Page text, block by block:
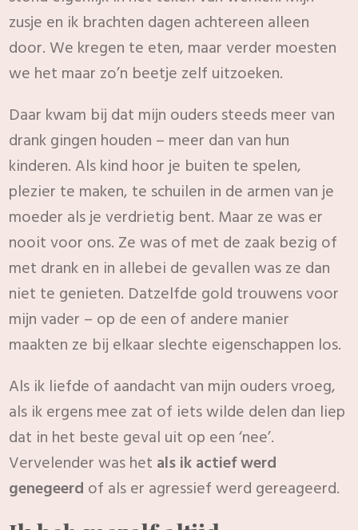
zusje en ik brachten dagen achtereen alleen
door. We kregen te eten, maar verder moesten
we het maar zo’n beetje zelf uitzoeken.
Daar kwam bij dat mijn ouders steeds meer van
drank gingen houden – meer dan van hun
kinderen. Als kind hoor je buiten te spelen,
plezier te maken, te schuilen in de armen van je
moeder als je verdrietig bent. Maar ze was er
nooit voor ons. Ze was of met de zaak bezig of
met drank en in allebei de gevallen was ze dan
niet te genieten. Datzelfde gold trouwens voor
mijn vader – op de een of andere manier
maakten ze bij elkaar slechte eigenschappen los.
Als ik liefde of aandacht van mijn ouders vroeg,
als ik ergens mee zat of iets wilde delen dan liep
dat in het beste geval uit op een ‘nee’.
Vervelender was het als ik actief werd
genegeerd of als er agressief werd gereageerd.